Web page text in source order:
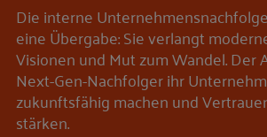
Die interne
eine Übergabe: Sie verlangt
Visionen und Mut zum Wandel. Der
Next-Gen-Nachfolger ihr
zukunftsfähig machen und
stärken.